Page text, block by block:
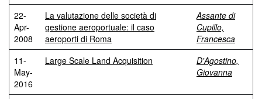
22-
Apr-
2008
La valutazione delle società di
gestione aeroportuale: il caso
aeroporti di Roma
Assante di
Cupillo,
Francesca
11-
May-
2016
Large Scale Land Acquisition
D'Agostino,
Giovanna